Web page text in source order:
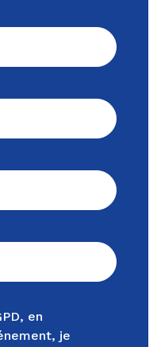
en
je